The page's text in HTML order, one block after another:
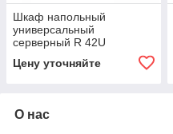
Шкаф напольный
универсальный
серверный R 42U
19, двери стекло и
Цену уточняйте
О нас